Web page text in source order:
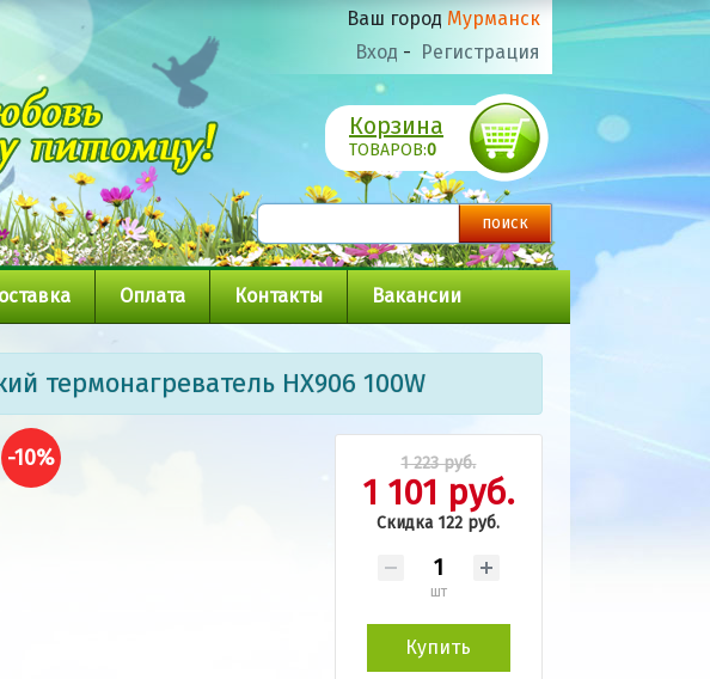
Ваш город Мурманск
Вход - Регистрация
Корзина
ТОВАРОВ:0
Оплата Контакты Вакансии
термонагреватель HX906 100W
-10% 1 223 руб.
1 101 руб.
Скидка 122 руб.
шт
Купить